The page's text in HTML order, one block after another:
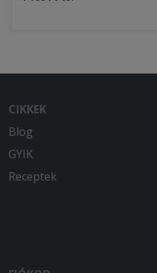
CIKKEK
Blog
GYIK
Receptek